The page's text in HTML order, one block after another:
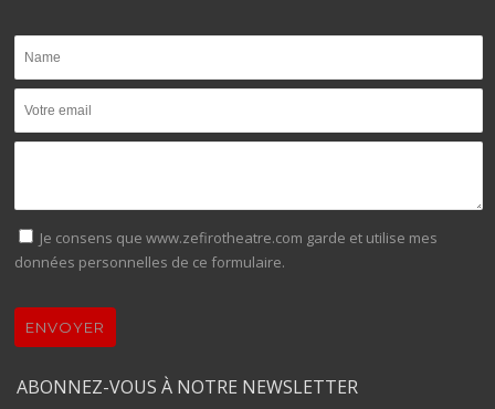
Je consens que www.zefirotheatre.com garde et utilise mes
données personnelles de ce formulaire.
ENVOYER
ABONNEZ-VOUS À NOTRE NEWSLETTER